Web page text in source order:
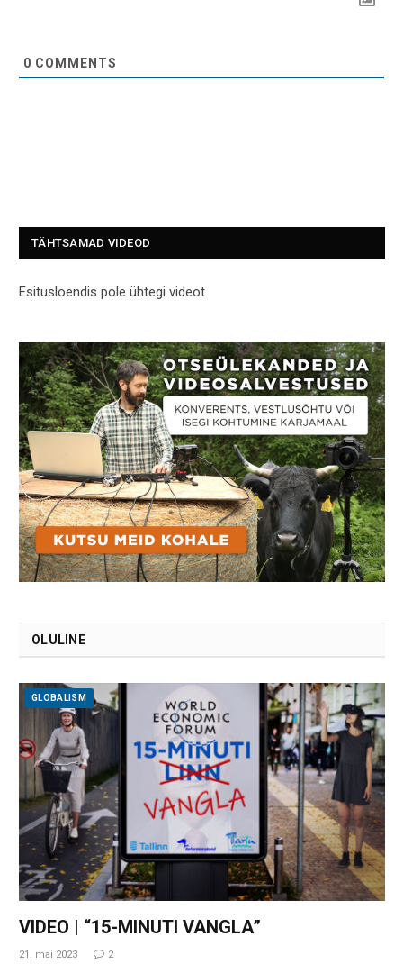
0 COMMENTS
TÄHTSAMAD VIDEOD
Esitusloendis pole ühtegi videot.
OLULINE
GLOBALISM
VIDEO | “15-MINUTI VANGLA”
21. mai 2023 2